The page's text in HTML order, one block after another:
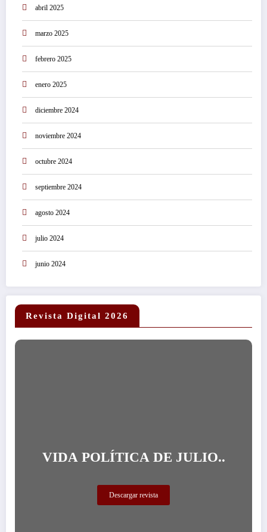
abril 2025
marzo 2025
febrero 2025
enero 2025
diciembre 2024
noviembre 2024
octubre 2024
septiembre 2024
agosto 2024
julio 2024
junio 2024
Revista Digital 2026
VIDA POLÍTICA DE JULIO..
Descargar revista